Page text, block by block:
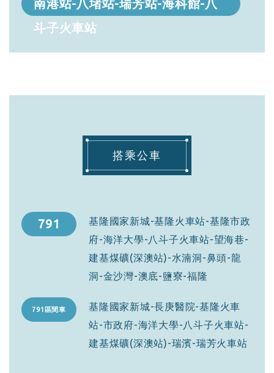
南港站-八堵站-瑞芳站-海科館-八
斗子火車站
搭乘公車
791
基隆國家新城-基隆火車站-基隆市政
府-海洋大學-八斗子火車站-望海巷-
建基煤礦(深澳站)-水湳洞-鼻頭-龍
洞-金沙灣-澳底-鹽寮-福隆
791區間車
基隆國家新城-長庚醫院-基隆火車
站-市政府-海洋大學-八斗子火車站-
建基煤礦(深澳站)-瑞濱-瑞芳火車站